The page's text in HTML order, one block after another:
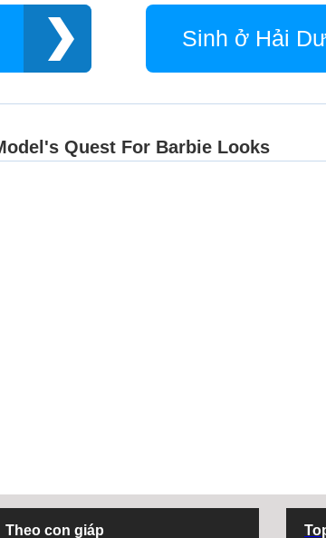
Sinh ở Hải
Theo con giáp